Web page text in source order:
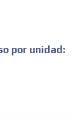
por unidad: